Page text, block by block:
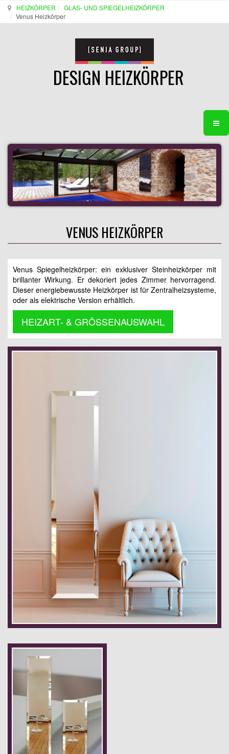
HEIZKÖRPER
GLAS- UND SPIEGELHEIZKÖRPER
Venus Heizkörper
DESIGN HEIZKÖRPER
VENUS HEIZKÖRPER
Venus Spiegelheizkörper: ein exklusiver Steinheizkörper mit
brillanter Wirkung. Er dekoriert jedes Zimmer hervorragend.
Dieser energiebewusste Heizkörper ist für Zentralheizsysteme,
oder als elektrische Version erhältlich.
HEIZART- & GRÖSSENAUSWAHL